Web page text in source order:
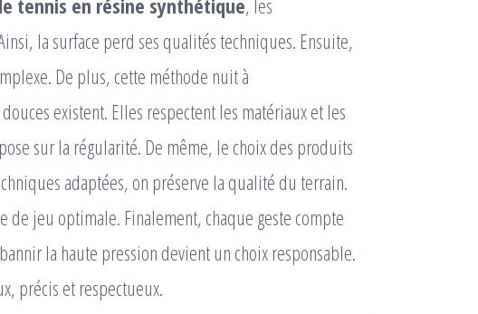
la surface perd ses qualités techniques. Ensuite,
De plus, cette méthode nuit à
existent. Elles respectent les matériaux et les
sur la régularité. De même, le choix des produits
adaptées, on préserve la qualité du terrain.
de jeu optimale. Finalement, chaque geste compte
la haute pression devient un choix responsable.
précis et respectueux.